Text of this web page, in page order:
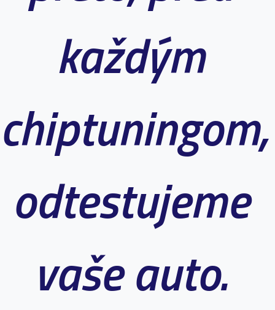
každým
chiptuningom,
odtestujeme
vaše auto.